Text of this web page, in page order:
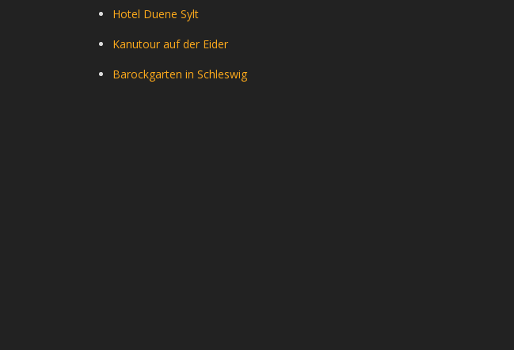
Hotel Duene Sylt
Kanutour auf der Eider
Barockgarten in Schleswig